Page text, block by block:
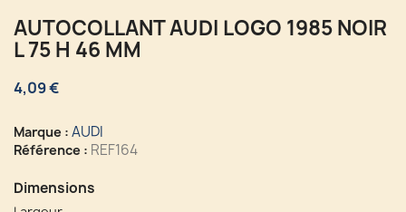
AUTOCOLLANT AUDI LOGO 1985 NOIR
L 75 H 46 MM
4,09 €
Marque : AUDI
Référence : REF164
Dimensions